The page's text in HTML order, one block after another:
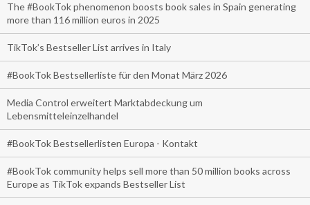
The #BookTok phenomenon boosts book sales in Spain generating
more than 116 million euros in 2025
TikTok’s Bestseller List arrives in Italy
#BookTok Bestsellerliste für den Monat März 2026
Media Control erweitert Marktabdeckung um
Lebensmitteleinzelhandel
#BookTok Bestsellerlisten Europa - Kontakt
#BookTok community helps sell more than 50 million books across
Europe as TikTok expands Bestseller List